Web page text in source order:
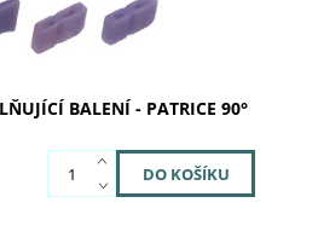
BALENÍ - PATRICE 90°